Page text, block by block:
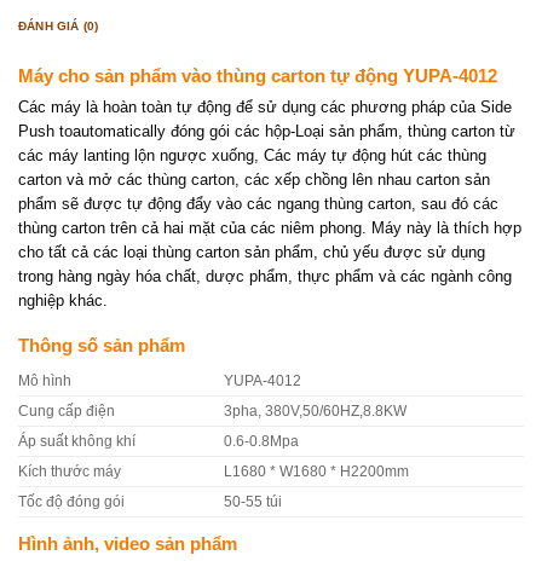
ĐÁNH GIÁ (0)
Máy cho sản phẩm vào thùng carton tự động YUPA-4012
Các máy là hoàn toàn tự động để sử dụng các phương pháp của Side
Push toautomatically đóng gói các hộp-Loại sản phẩm, thùng carton từ
các máy lanting lộn ngược xuống, Các máy tự động hút các thùng
carton và mở các thùng carton, các xếp chồng lên nhau carton sản
phẩm sẽ được tự động đẩy vào các ngang thùng carton, sau đó các
thùng carton trên cả hai mặt của các niêm phong. Máy này là thích hợp
cho tất cả các loại thùng carton sản phẩm, chủ yếu được sử dụng
trong hàng ngày hóa chất, dược phẩm, thực phẩm và các ngành công
nghiệp khác.
Thông số sản phẩm
Mô hình YUPA-4012
Cung cấp điện 3pha, 380V,50/60HZ,8.8KW
Áp suất không khí 0.6-0.8Mpa
Kích thước máy L1680 * W1680 * H2200mm
Tốc độ đóng gói 50-55 túi
Hình ảnh, video sản phẩm